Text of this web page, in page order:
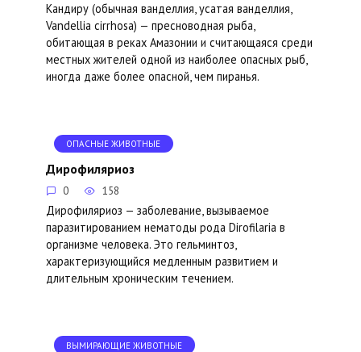
Кандиру (обычная ванделлия, усатая ванделлия,
Vandellia cirrhosa) — пресноводная рыба,
обитающая в реках Амазонии и считающаяся среди
местных жителей одной из наиболее опасных рыб,
иногда даже более опасной, чем пиранья.
ОПАСНЫЕ ЖИВОТНЫЕ
Дирофиляриоз
0 158
Дирофиляриоз — заболевание, вызываемое
паразитированием нематоды рода Dirofilaria в
организме человека. Это гельминтоз,
характеризующийся медленным развитием и
длительным хроническим течением.
ВЫМИРАЮЩИЕ ЖИВОТНЫЕ